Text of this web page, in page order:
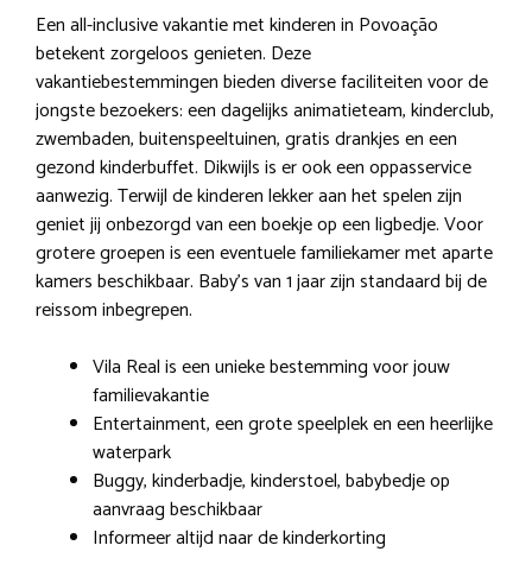
Een all-inclusive vakantie met kinderen in Povoação
betekent zorgeloos genieten. Deze
vakantiebestemmingen bieden diverse faciliteiten voor de
jongste bezoekers: een dagelijks animatieteam, kinderclub,
zwembaden, buitenspeeltuinen, gratis drankjes en een
gezond kinderbuffet. Dikwijls is er ook een oppasservice
aanwezig. Terwijl de kinderen lekker aan het spelen zijn
geniet jij onbezorgd van een boekje op een ligbedje. Voor
grotere groepen is een eventuele familiekamer met aparte
kamers beschikbaar. Baby’s van 1 jaar zijn standaard bij de
reissom inbegrepen.
Vila Real is een unieke bestemming voor jouw
familievakantie
Entertainment, een grote speelplek en een heerlijke
waterpark
Buggy, kinderbadje, kinderstoel, babybedje op
aanvraag beschikbaar
Informeer altijd naar de kinderkorting